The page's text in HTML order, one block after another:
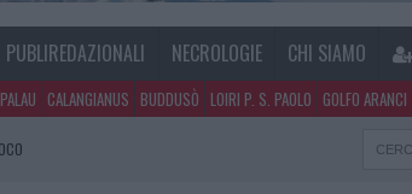
PUBLIREDAZIONALI NECROLOGIE CHI SIAMO
PALAU CALANGIANUS BUDDUSÒ LOIRI P. S. PAOLO GOLFO ARANCI